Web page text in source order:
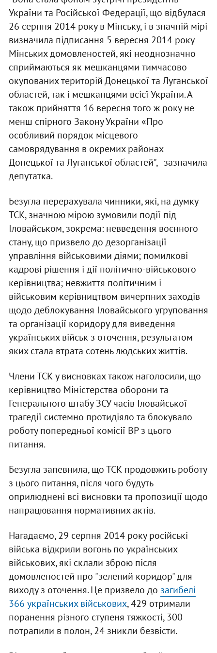
України та Російської Федерації, що відбулася
26 серпня 2014 року в Мінську, і в значній мірі
визначила підписання 5 вересня 2014 року
Мінських домовленостей, які неоднозначно
сприймаються як мешканцями тимчасово
окупованих територій Донецької та Луганської
областей, так і мешканцями всієї України. А
також прийняття 16 вересня того ж року не
менш спірного Закону України «Про
особливий порядок місцевого
самоврядування в окремих районах
Донецької та Луганської областей", - зазначила
депутатка.
Безугла перерахувала чинники, які, на думку
ТСК, значною мірою зумовили події під
Іловайськом, зокрема: невведення воєнного
стану, що призвело до дезорганізації
управління військовими діями; помилкові
кадрові рішення і дії політично-військового
керівництва; невжиття політичним і
військовим керівництвом вичерпних заходів
щодо деблокування Іловайського угруповання
та організації коридору для виведення
українських військ з оточення, результатом
яких стала втрата сотень людських життів.
Члени ТСК у висновках також наголосили, що
керівництво Міністерства оборони та
Генерального штабу ЗСУ часів Іловайської
трагедії системно протидіяло та блокувало
роботу попередньої комісії ВР з цього
питання.
Безугла запевнила, що ТСК продовжить роботу
з цього питання, після чого будуть
оприлюднені всі висновки та пропозиції щодо
напрацювання нормативних актів.
Нагадаємо, 29 серпня 2014 року російські
війська відкрили вогонь по українських
військових, які склали зброю після
домовленостей про "зелений коридор" для
виходу з оточення. Це призвело до загибелі
366 українських військових, 429 отримали
поранення різного ступеня тяжкості, 300
потрапили в полон, 24 зникли безвісти.